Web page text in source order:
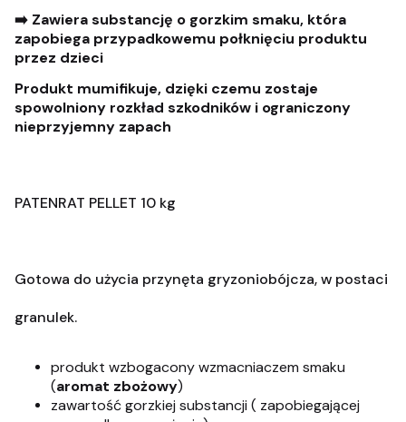
➡️ Zawiera substancję o gorzkim smaku, która
zapobiega przypadkowemu połknięciu produktu
przez dzieci
Produkt mumifikuje, dzięki czemu zostaje
spowolniony rozkład szkodników i ograniczony
nieprzyjemny zapach
PATENRAT PELLET 10 kg
Gotowa do użycia przynęta gryzoniobójcza, w postaci
granulek.
produkt wzbogacony wzmacniaczem smaku
(aromat zbożowy)
zawartość gorzkiej substancji ( zapobiegającej